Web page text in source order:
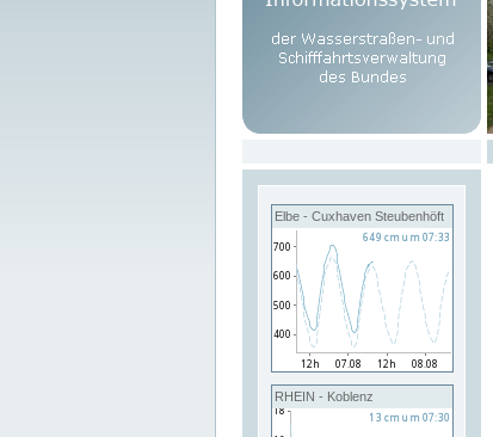
Elbe - Cuxhaven Steubenhöft
RHEIN - Koblenz